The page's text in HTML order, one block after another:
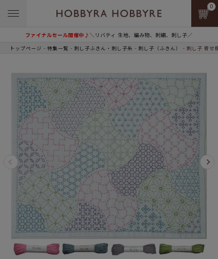
ファイナルセール開催中♪＼リバティ 生地、編み物、刺繍、刺し子／
0
トップページ 特集一覧 刺し子ふきん・刺し子糸 刺し子（ふきん） 刺し子 寄せ